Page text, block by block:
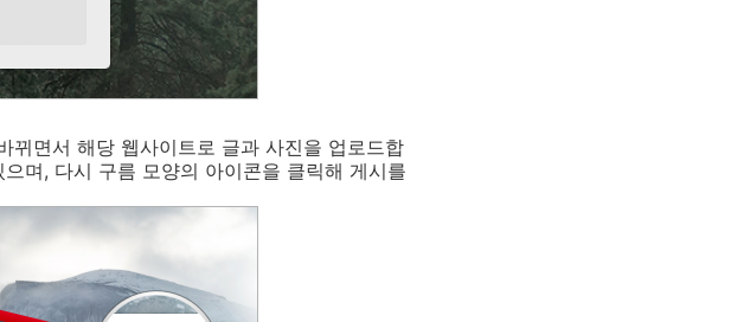
뀌면서 해당 웹사이트로 글과 사진을 업로드합
며, 다시 구름 모양의 아이콘을 클릭해 게시를